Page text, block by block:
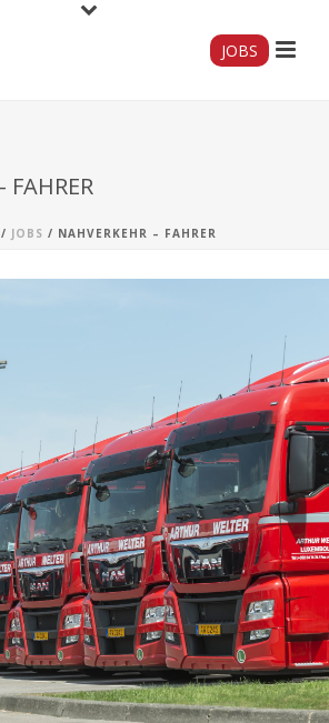
JOBS
FAHRER
/ JOBS / NAHVERKEHR – FAHRER